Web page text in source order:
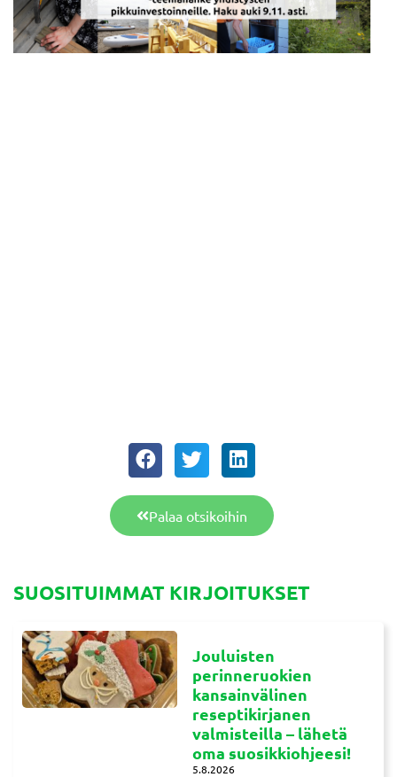
Palaa otsikoihin
SUOSITUIMMAT KIRJOITUKSET
Jouluisten
perinneruokien
kansainvälinen
reseptikirjanen
valmisteilla – lähetä
oma suosikkiohjeesi!
5.8.2026